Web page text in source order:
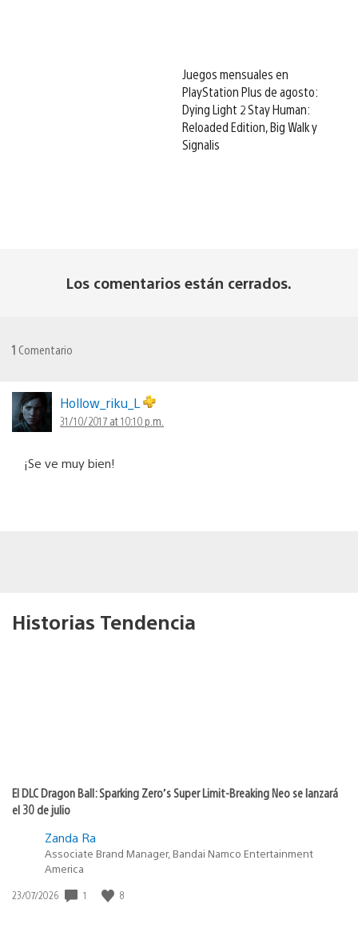
Juegos mensuales en
PlayStation Plus de agosto:
Dying Light 2 Stay Human:
Reloaded Edition, Big Walk y
Signalis
Los comentarios están cerrados.
1 Comentario
Hollow_riku_L
31/10/2017 at 10:10 p.m.
¡Se ve muy bien!
Historias Tendencia
El DLC Dragon Ball: Sparking Zero’s Super Limit-Breaking Neo se lanzará
el 30 de julio
Zanda Ra
Associate Brand Manager, Bandai Namco Entertainment
America
Fecha
23/07/2026 1 8